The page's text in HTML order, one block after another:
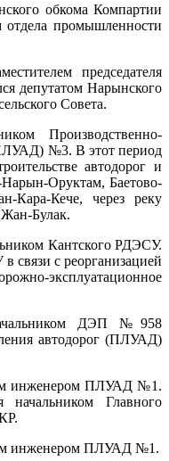
обкома Компартии
отдела промышленности
председателя
депутатом Нарынского
Совета.
Производственно-
№3. В этот период
автодорог и
Оруктам, Баетово-
Кара-Кече, через реку
Булак.
Кантского РДЭСУ.
связи с реорганизацией
эксплуатационное
ДЭП №958
автодорог (ПЛУАД)
инженером ПЛУАД №1.
Главного
инженером ПЛУАД №1.